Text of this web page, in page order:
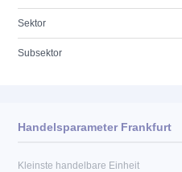
Sektor
Subsektor
Handelsparameter Frankfurt
Kleinste handelbare Einheit